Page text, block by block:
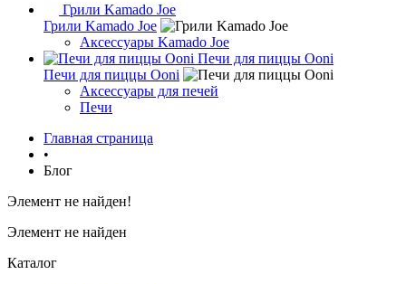
Грили Kamado Joe
Грили Kamado Joe
Аксессуары Kamado Joe
Печи для пиццы Ooni
Печи для пиццы Ooni
Аксессуары для печей
Печи
Главная страница
•
Блог
Элемент не найден!
Элемент не найден
Каталог